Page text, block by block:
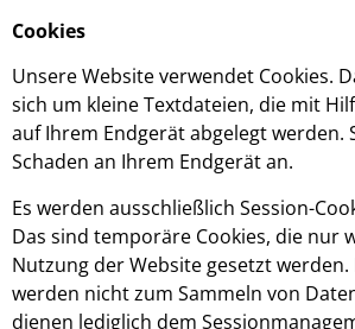
Cookies
Unsere Website verwendet Cookies.
sich um kleine Text­dateien, die mit
auf Ihrem Endgerät abgelegt werden.
Schaden an Ihrem Endgerät an.
Es werden ausschließlich Session-
Das sind temporäre Cookies, die nur
Nutzung der Website gesetzt werden.
werden nicht zum Sammeln von
dienen lediglich dem